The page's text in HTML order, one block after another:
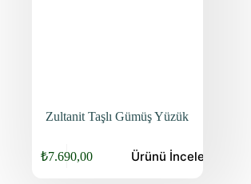
Zultanit Taşlı Gümüş Yüzük
Orijinal
₺7.690,00
Şu
Ürünü İncele